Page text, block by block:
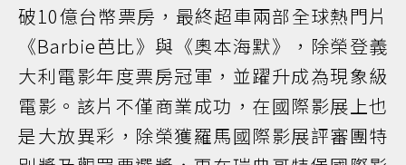
破10億台幣票房，最終超車兩部全球熱門片
《Barbie芭比》與《奧本海默》，除榮登義
大利電影年度票房冠軍，並躍升成為現象級
電影。該片不僅商業成功，在國際影展上也
是大放異彩，除榮獲羅馬國際影展評審團特